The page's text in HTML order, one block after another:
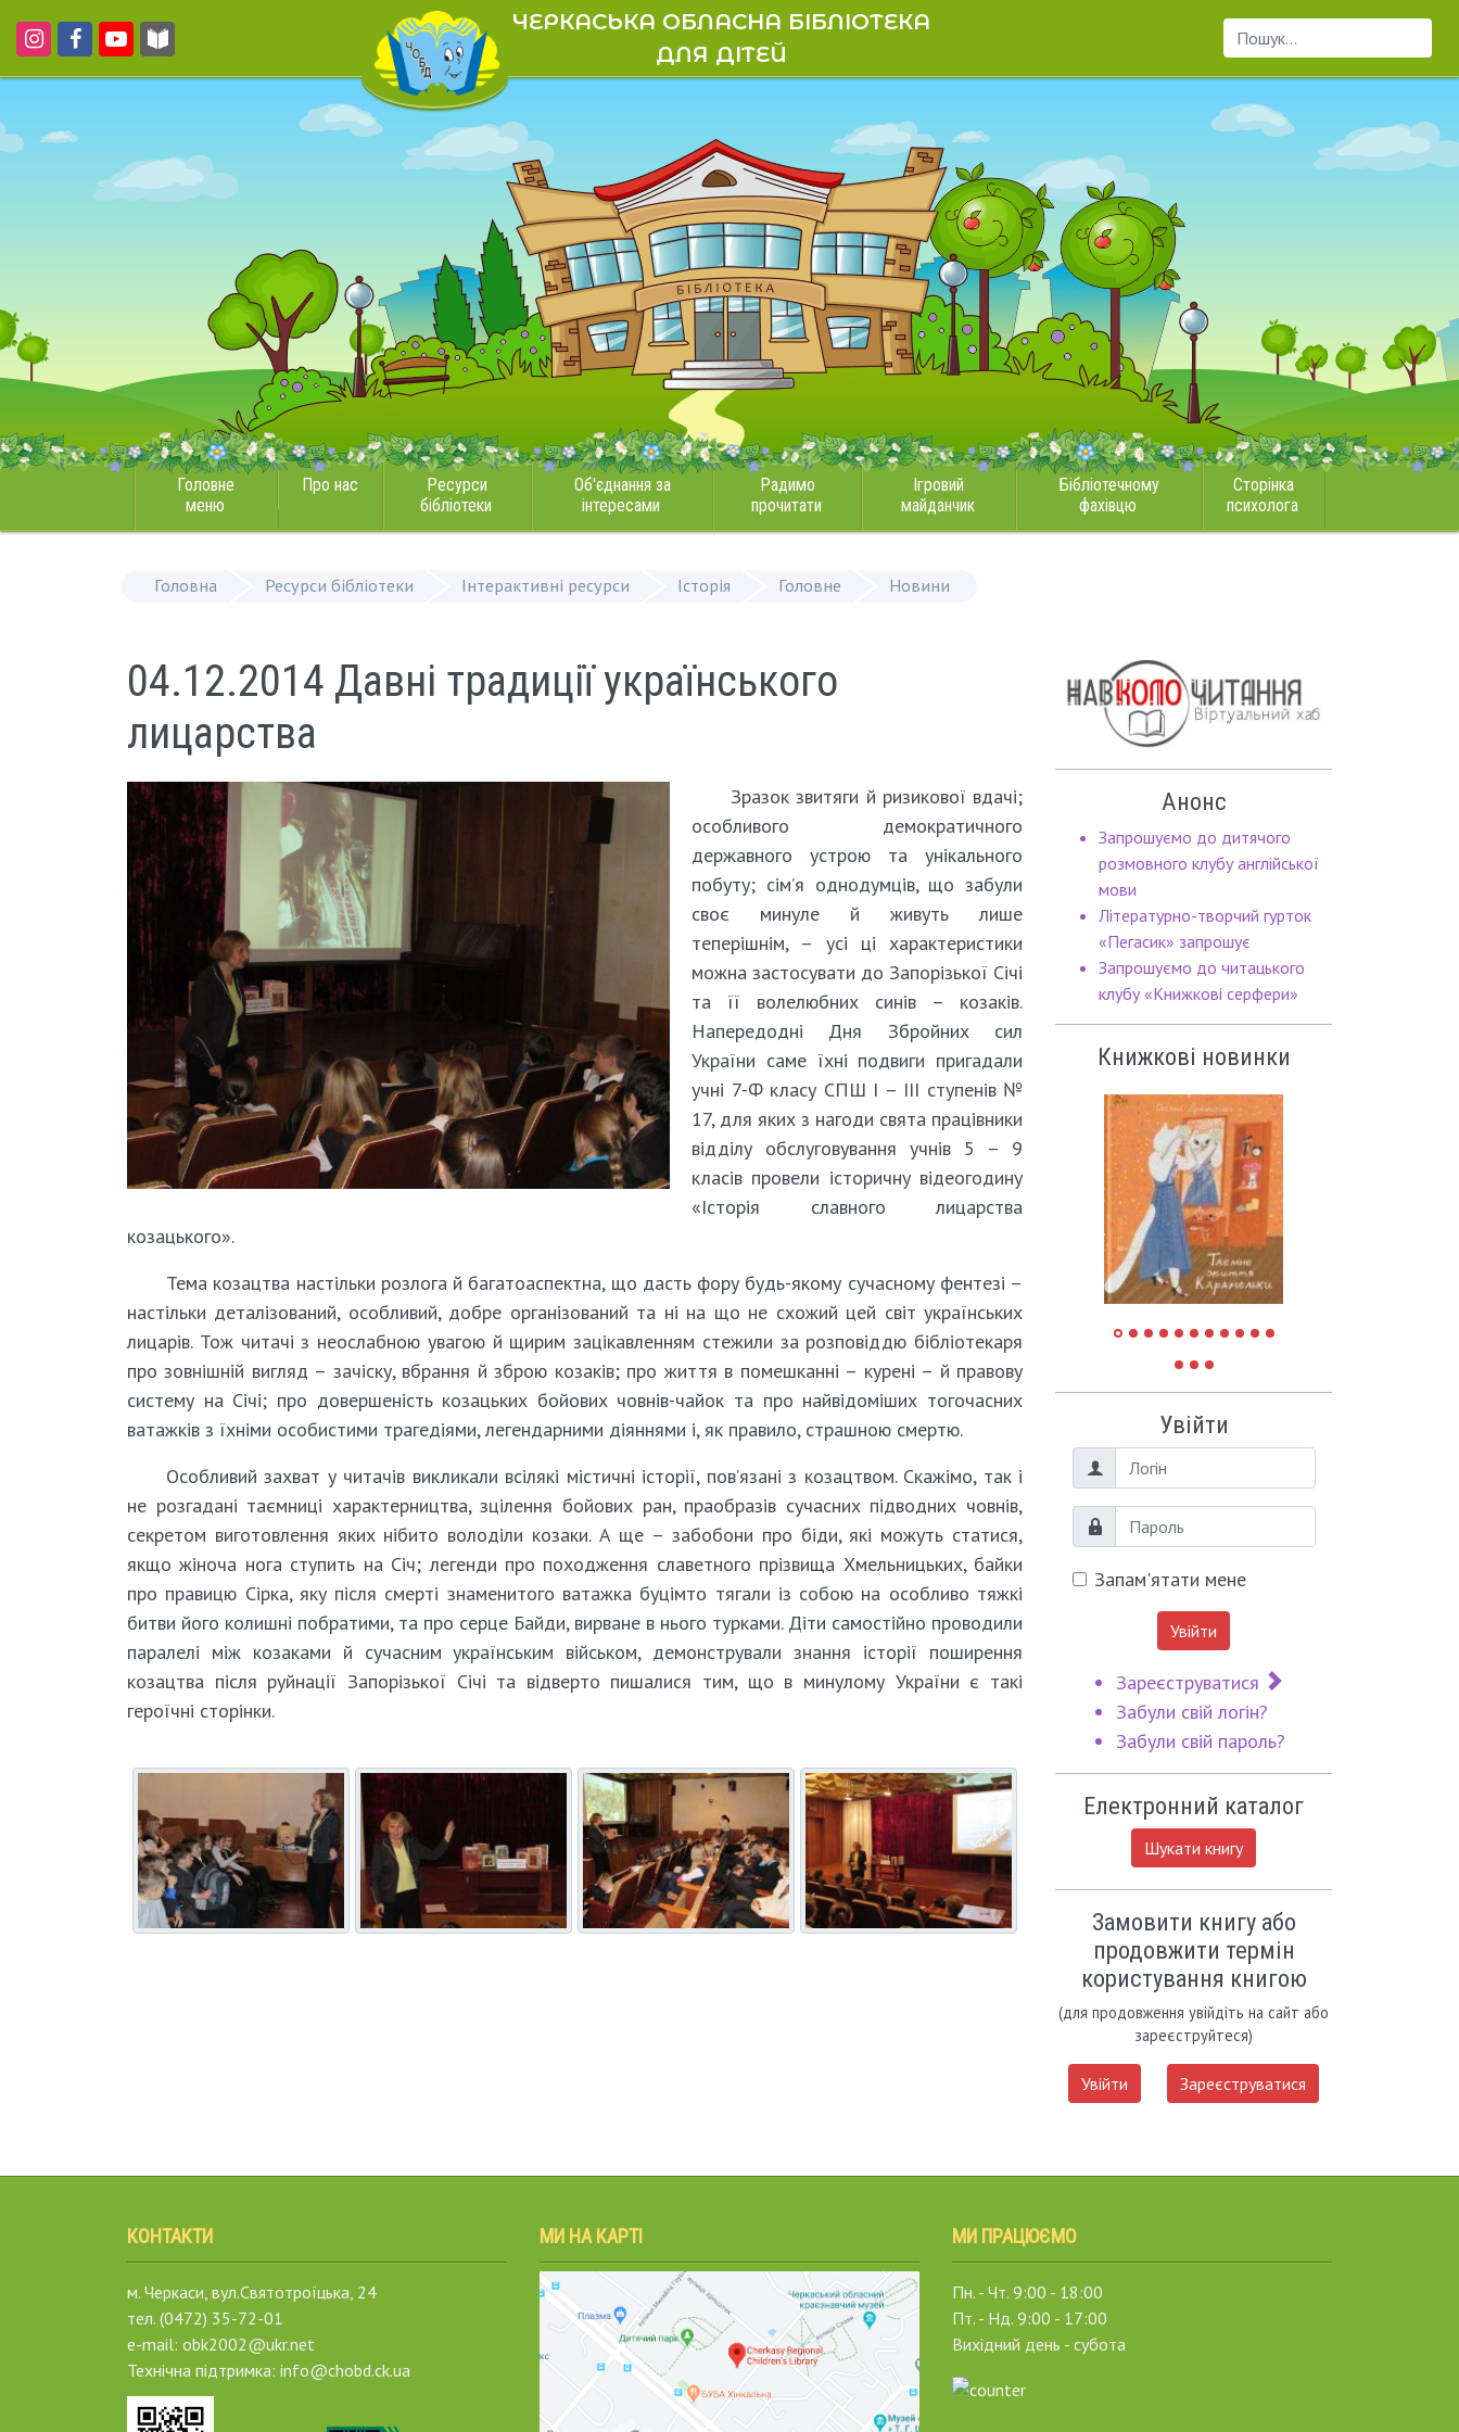
ЧЕРКАСЬКА ОБЛАСНА БІБЛІОТЕКА
ДЛЯ ДІТЕЙ
Пошук...
Головне
меню
Про нас
Ресурси
бібліотеки
Об'єднання за
інтересами
Радимо
прочитати
Ігровий
майданчик
Бібліотечному
фахівцю
Сторінка
психолога
Головна Ресурси бібліотеки Інтерактивні ресурси Історія Головне Новини
04.12.2014 Давні традиції українського
лицарства
Зразок звитяги й ризикової вдачі;
особливого демократичного
державного устрою та унікального
побуту; сім’я однодумців, що забули
своє минуле й живуть лише
теперішнім, – усі ці характеристики
можна застосувати до Запорізької Січі
та її волелюбних синів – козаків.
Напередодні Дня Збройних сил
України саме їхні подвиги пригадали
учні 7-Ф класу СПШ І – ІІІ ступенів №
17, для яких з нагоди свята працівники
відділу обслуговування учнів 5 – 9
класів провели історичну відеогодину
«Історія славного лицарства
козацького».
Тема козацтва настільки розлога й багатоаспектна, що дасть фору будь-якому сучасному фентезі –
настільки деталізований, особливий, добре організований та ні на що не схожий цей світ українських
лицарів. Тож читачі з неослабною увагою й щирим зацікавленням стежили за розповіддю бібліотекаря
про зовнішній вигляд – зачіску, вбрання й зброю козаків; про життя в помешканні – курені – й правову
систему на Січі; про довершеність козацьких бойових човнів-чайок та про найвідоміших тогочасних
ватажків з їхніми особистими трагедіями, легендарними діяннями і, як правило, страшною смертю.
Особливий захват у читачів викликали всілякі містичні історії, пов’язані з козацтвом. Скажімо, так і
не розгадані таємниці характерництва, зцілення бойових ран, праобразів сучасних підводних човнів,
секретом виготовлення яких нібито володіли козаки. А ще – забобони про біди, які можуть статися,
якщо жіноча нога ступить на Січ; легенди про походження славетного прізвища Хмельницьких, байки
про правицю Сірка, яку після смерті знаменитого ватажка буцімто тягали із собою на особливо тяжкі
битви його колишні побратими, та про серце Байди, вирване в нього турками. Діти самостійно проводили
паралелі між козаками й сучасним українським військом, демонстрували знання історії поширення
козацтва після руйнації Запорізької Січі та відверто пишалися тим, що в минулому України є такі
героїчні сторінки.
Анонс
Запрошуємо до дитячого
розмовного клубу англійської
мови
Літературно-творчий гурток
«Пегасик» запрошує
Запрошуємо до читацького
клубу «Книжкові серфери»
Книжкові новинки
Увійти
Логін
Пароль
Запам'ятати мене
Увійти
Зареєструватися
Забули свій логін?
Забули свій пароль?
Електронний каталог
Шукати книгу
Замовити книгу або
продовжити термін
користування книгою
(для продовження увійдіть на сайт або
зареєструйтеся)
Увійти Зареєструватися
КОНТАКТИ
м. Черкаси, вул.Святотроїцька, 24
тел. (0472) 35-72-01
e-mail: obk2002@ukr.net
Технічна підтримка: info@chobd.ck.ua
МИ НА КАРТІ МИ ПРАЦЮЄМО
Пн. - Чт. 9:00 - 18:00
Пт. - Нд. 9:00 - 17:00
Вихідний день - субота